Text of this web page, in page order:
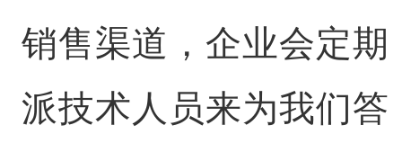
销售渠道，企业会定期
派技术人员来为我们答